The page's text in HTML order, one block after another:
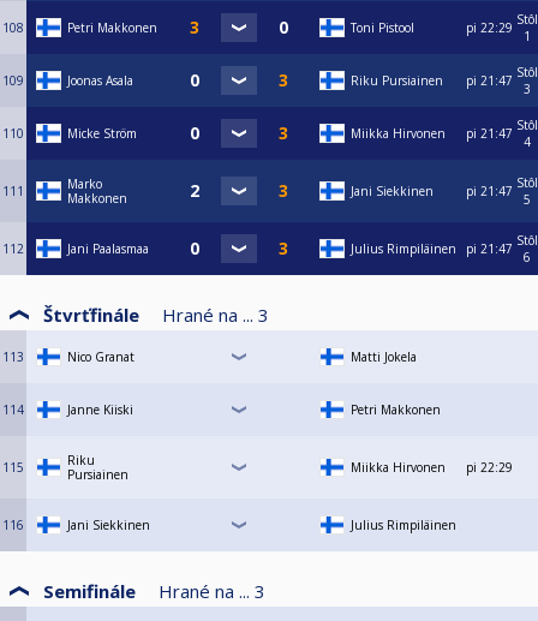
108 Petri Makkonen Toni Pistool pi 22:29 Stôl
1
109 Joonas Asala Riku Pursiainen pi 21:47 Stôl
3
110 Micke Ström Miikka Hirvonen pi 21:47 Stôl
4
111
Marko
Makkonen
Jani Siekkinen pi 21:47 Stôl
5
112 Jani Paalasmaa Julius Rimpiläinen pi 21:47 Stôl
6
Štvrťfinále Hrané na ... 3
113 Nico Granat Matti Jokela
114 Janne Kiiski Petri Makkonen
115
Riku
Pursiainen
Miikka Hirvonen pi 22:29
116 Jani Siekkinen Julius Rimpiläinen
Semifinále Hrané na ... 3